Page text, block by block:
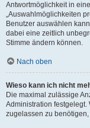
Antwortmöglichkeit in
„Auswahlmöglichkeiten
Benutzer auswählen
dabei eine zeitlich
Stimme ändern können.
Nach oben
Wieso kann ich nicht
Die maximal zulässige
Administration festgelegt.
zugelassen zu